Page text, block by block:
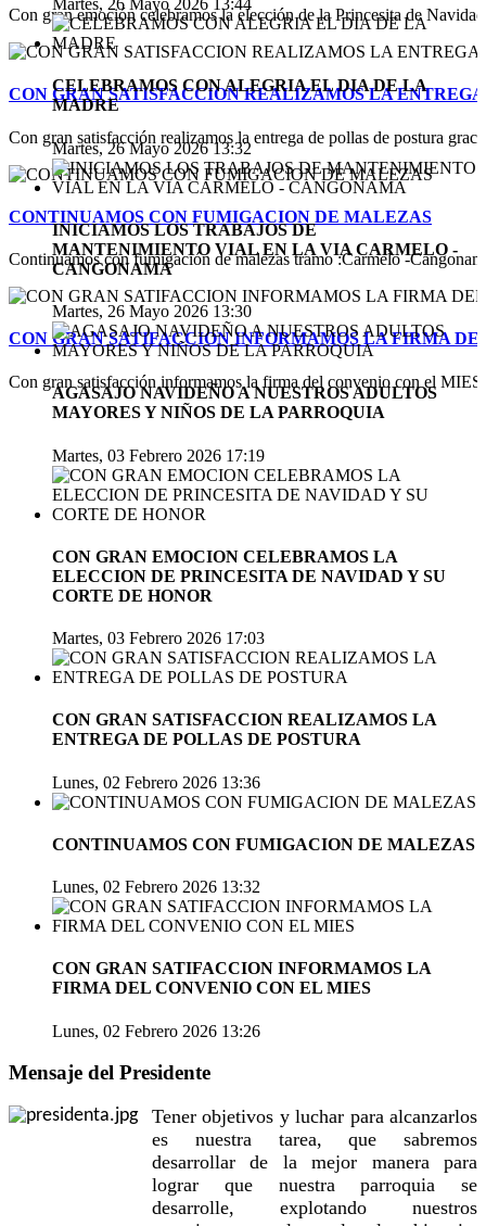
Con gran emoción celebramos la elección de la Princesita de
CON GRAN SATISFACCION REALIZAMOS LA
Con gran satisfacción realizamos la entrega de pollas de postura
CONTINUAMOS CON FUMIGACION DE MALEZAS
Continuamos con fumigación de malezas tramo :Carmelo -
CON GRAN SATIFACCION INFORMAMOS LA FIRMA
Con gran satisfacción informamos la firma del convenio con el
Martes, 26 Mayo 2026 13:44
CELEBRAMOS CON ALEGRIA EL DIA DE LA
MADRE
Martes, 26 Mayo 2026 13:32
INICIAMOS LOS TRABAJOS DE
MANTENIMIENTO VIAL EN LA VIA CARMELO -
CANGONAMA
Martes, 26 Mayo 2026 13:30
AGASAJO NAVIDEÑO A NUESTROS ADULTOS
MAYORES Y NIÑOS DE LA PARROQUIA
Martes, 03 Febrero 2026 17:19
CON GRAN EMOCION CELEBRAMOS LA
ELECCION DE PRINCESITA DE NAVIDAD Y SU
CORTE DE HONOR
Martes, 03 Febrero 2026 17:03
CON GRAN SATISFACCION REALIZAMOS LA
ENTREGA DE POLLAS DE POSTURA
Lunes, 02 Febrero 2026 13:36
CONTINUAMOS CON FUMIGACION DE MALEZAS
Lunes, 02 Febrero 2026 13:32
CON GRAN SATIFACCION INFORMAMOS LA
FIRMA DEL CONVENIO CON EL MIES
Lunes, 02 Febrero 2026 13:26
Mensaje del Presidente
Tener objetivos y luchar para alcanzarlos
es nuestra tarea, que sabremos
desarrollar de la mejor manera para
lograr que nuestra parroquia se
desarrolle, explotando nuestros